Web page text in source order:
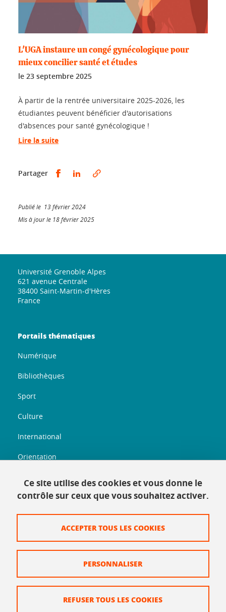
L'UGA instaure un congé gynécologique pour
mieux concilier santé et études
le 23 septembre 2025
À partir de la rentrée universitaire 2025-2026, les
étudiantes peuvent bénéficier d'autorisations
d'absences pour santé gynécologique !
Lire la suite
Partager Partager sur Facebook
Partager sur LinkedIn
Publié le 13 février 2024
Mis à jour le 18 février 2025
Université Grenoble Alpes
621 avenue Centrale
38400 Saint-Martin-d'Hères
France
Portails thématiques
Numérique
Bibliothèques
Sport
Culture
International
Orientation
Informations légales
Mentions légales
Ce site utilise des cookies et vous donne le
contrôle sur ceux que vous souhaitez activer.
ACCEPTER TOUS LES COOKIES
REFUSER TOUS LES COOKIES
PERSONNALISER